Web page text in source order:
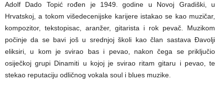
Adolf Dado Topić rođen je 1949. godine u Novoj Gradiški, u
Hrvatskoj, a tokom višedecenijske karijere istakao se kao muzičar,
kompozitor, tekstopisac, aranžer, gitarista i rok pevač. Muzikom
počinje da se bavi još u srednjoj školi kao član sastava Đavolji
eliksiri, u kom je svirao bas i pevao, nakon čega se priključio
osiječkoj grupi Dinamiti u kojoj je svirao ritam gitaru i pevao, te
stekao reputaciju odličnog vokala soul i blues muzike.